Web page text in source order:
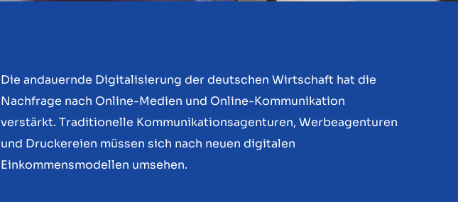
Die andauernde Digitalisierung der deutschen Wirtschaft hat die
Nachfrage nach Online-Medien und Online-Kommunikation
verstärkt. Traditionelle Kommunikationsagenturen, Werbeagenturen
und Druckereien müssen sich nach neuen digitalen
Einkommensmodellen umsehen.